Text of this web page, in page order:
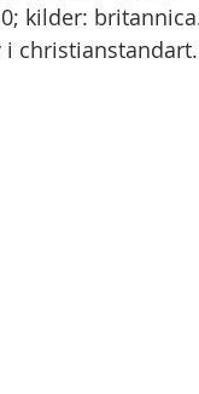
kilder:
i